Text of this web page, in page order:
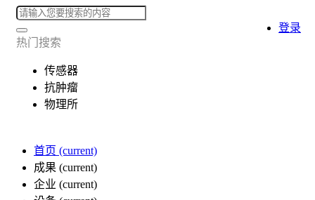
热门搜索
传感器
抗肿瘤
物理所
首页 (current)
成果 (current)
企业 (current)
登录